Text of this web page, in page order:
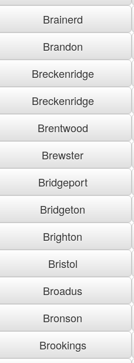
Brainerd
Brandon
Breckenridge
Breckenridge
Brentwood
Brewster
Bridgeport
Bridgeton
Brighton
Bristol
Broadus
Bronson
Brookings